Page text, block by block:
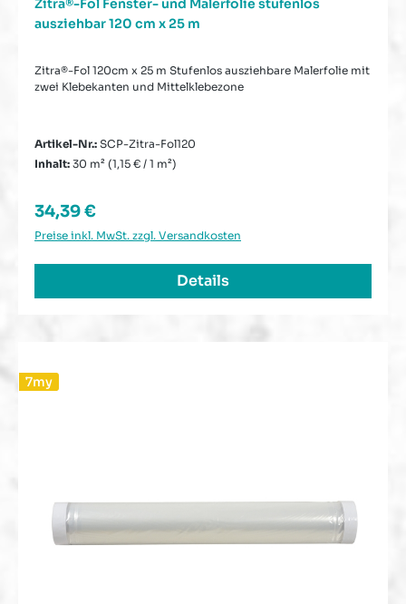
Zitra®-Fol Fenster- und Malerfolie stufenlos
ausziehbar 120 cm x 25 m
Zitra®-Fol 120cm x 25 m Stufenlos ausziehbare Malerfolie mit
zwei Klebekanten und Mittelklebezone
Artikel-Nr.: SCP-Zitra-Fol120
Inhalt: 30 m² (1,15 € / 1 m²)
Regulärer Preis:
34,39 €
Preise inkl. MwSt. zzgl. Versandkosten
Details
7my